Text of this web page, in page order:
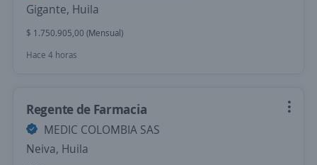
Gigante, Huila
$ 1.750.905,00 (Mensual)
Hace 4 horas
Regente de Farmacia
MEDIC COLOMBIA SAS
Neiva, Huila